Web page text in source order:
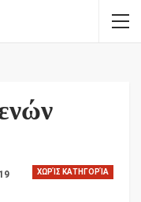
ΧΩΡΊΣ ΚΑΤΗΓΟΡΊΑ